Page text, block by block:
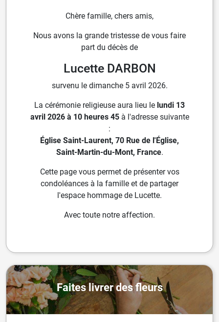
Chère famille, chers amis,
Nous avons la grande tristesse de vous faire
part du décès de
Lucette DARBON
survenu le dimanche 5 avril 2026.
La cérémonie religieuse aura lieu le lundi 13
avril 2026 à 10 heures 45à l'adresse suivante
:
Église Saint-Laurent, 70 Rue de l'Église,
Saint-Martin-du-Mont, France.
Cette page vous permet de présenter vos
condoléances à la famille et de partager
l'espace hommage de Lucette.
Avec toute notre affection.
Faites livrer des fleurs